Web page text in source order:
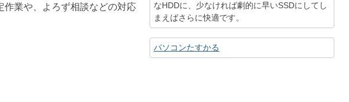
業や、よろず相談などの対応
なHDDに、少なければ劇的に早いSSDにしてし
まえばさらに快適です。
パソコンたすかる